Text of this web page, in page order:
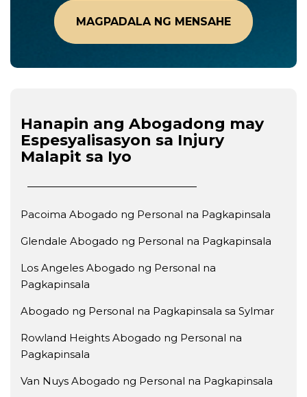
Hanapin ang Abogadong may
Espesyalisasyon sa Injury
Malapit sa Iyo
Pacoima Abogado ng Personal na Pagkapinsala
Glendale Abogado ng Personal na Pagkapinsala
Los Angeles Abogado ng Personal na
Pagkapinsala
Abogado ng Personal na Pagkapinsala sa Sylmar
Rowland Heights Abogado ng Personal na
Pagkapinsala
Van Nuys Abogado ng Personal na Pagkapinsala